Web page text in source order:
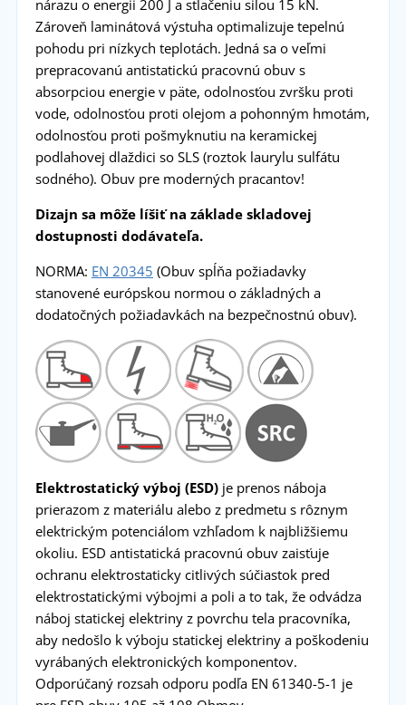
nárazu o energii 200 J a stlačeniu silou 15 kN.
Zároveň laminátová výstuha optimalizuje tepelnú
pohodu pri nízkych teplotách. Jedná sa o veľmi
prepracovanú antistatickú pracovnú obuv s
absorpciou energie v päte, odolnosťou zvršku proti
vode, odolnosťou proti olejom a pohonným hmotám,
odolnosťou proti pošmyknutiu na keramickej
podlahovej dlaždici so SLS (roztok laurylu sulfátu
sodného). Obuv pre moderných pracantov!
Dizajn sa môže líšiť na základe skladovej
dostupnosti dodávateľa.
NORMA: EN 20345 (Obuv spĺňa požiadavky
stanovené európskou normou o základných a
dodatočných požiadavkách na bezpečnostnú obuv).
Elektrostatický výboj (ESD)je prenos náboja
prierazom z materiálu alebo z predmetu s rôznym
elektrickým potenciálom vzhľadom k najbližšiemu
okoliu. ESD antistatická pracovnú obuv zaisťuje
ochranu elektrostaticky citlivých súčiastok pred
elektrostatickými výbojmi a poli a to tak, že odvádza
náboj statickej elektriny z povrchu tela pracovníka,
aby nedošlo k výboju statickej elektriny a poškodeniu
vyrábaných elektronických komponentov.
Odporúčaný rozsah odporu podľa EN 61340-5-1 je